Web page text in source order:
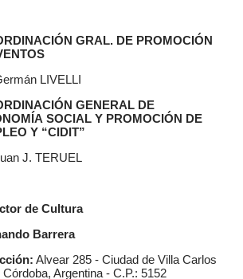
GRAL. DE PROMOCIÓN
LIVELLI
GENERAL DE
SOCIAL Y PROMOCIÓN DE
Y “CIDIT”
J. TERUEL
de Cultura
Barrera
Alvear 285 - Ciudad de Villa Carlos
Córdoba, Argentina - C.P.: 5152